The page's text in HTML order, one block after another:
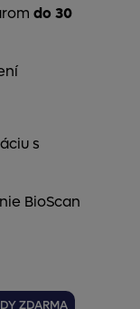
do 30
s
BioScan
ZDARMA